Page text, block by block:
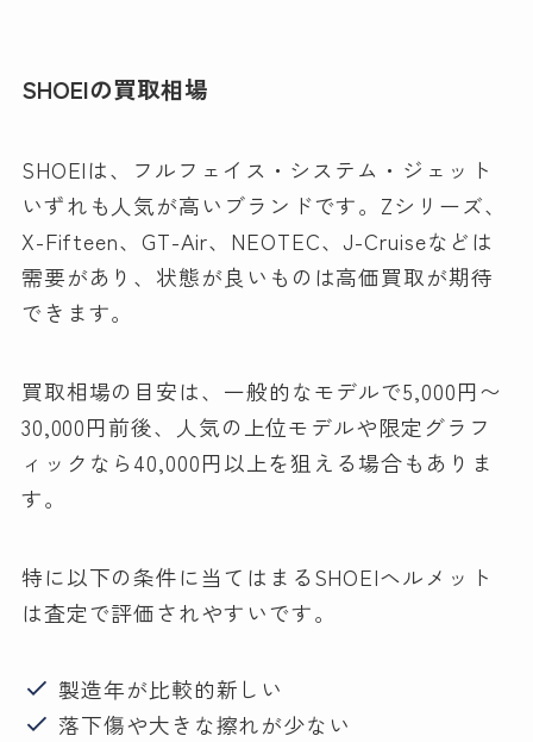
SHOEIの買取相場
SHOEIは、フルフェイス・システム・ジェット
いずれも人気が高いブランドです。Zシリーズ、
X-Fifteen、GT-Air、NEOTEC、J-Cruiseなどは
需要があり、状態が良いものは高価買取が期待
できます。
買取相場の目安は、一般的なモデルで5,000円〜
30,000円前後、人気の上位モデルや限定グラフ
ィックなら40,000円以上を狙える場合もありま
す。
特に以下の条件に当てはまるSHOEIヘルメット
は査定で評価されやすいです。
製造年が比較的新しい
落下傷や大きな擦れが少ない